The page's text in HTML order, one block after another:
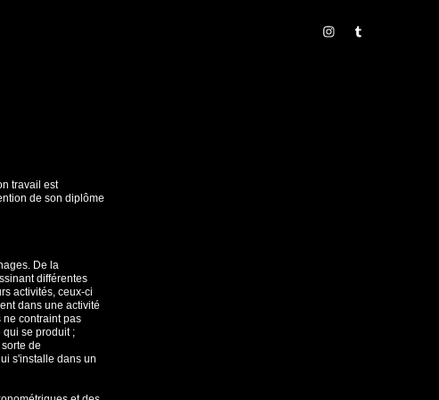
travail est
de son diplôme
De la
différentes
activités, ceux-ci
dans une activité
ne contraint pas
qui se produit ;
de
s'installe dans un